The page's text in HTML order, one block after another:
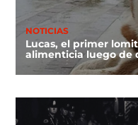
NOTICIAS
Lucas, el primer
alimenticia luego de